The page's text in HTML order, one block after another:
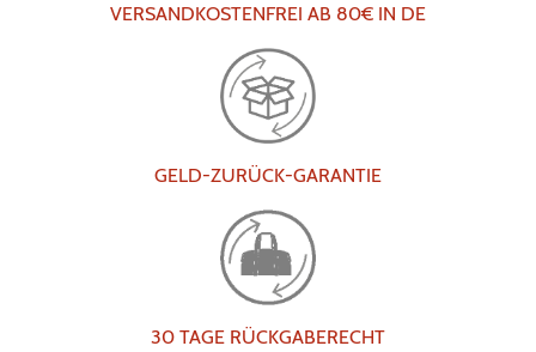
VERSANDKOSTENFREI AB 80€ IN DE
GELD-ZURÜCK-GARANTIE
30 TAGE RÜCKGABERECHT